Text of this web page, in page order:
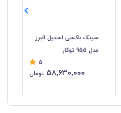
سینک باکسی استیل البرز
مدل 955 توکار
5
58,630,000 تومان